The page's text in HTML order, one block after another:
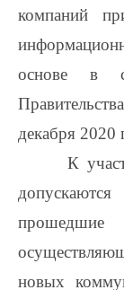
компаний
основе в
декабря
К участию
новых